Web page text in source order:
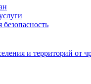
и территорий от